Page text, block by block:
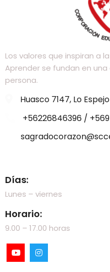
Los valores que inspiran a
Aprender se fundan en
persona.
Huasco 7147, Lo Espejo
+56226846396 /
Días:
Lunes – viernes
Horario:
9.00 – 17.00 horas